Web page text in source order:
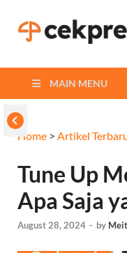
MAIN MENU
Home > Artikel
Tune Up
Apa Saja
August 28, 2024 - by